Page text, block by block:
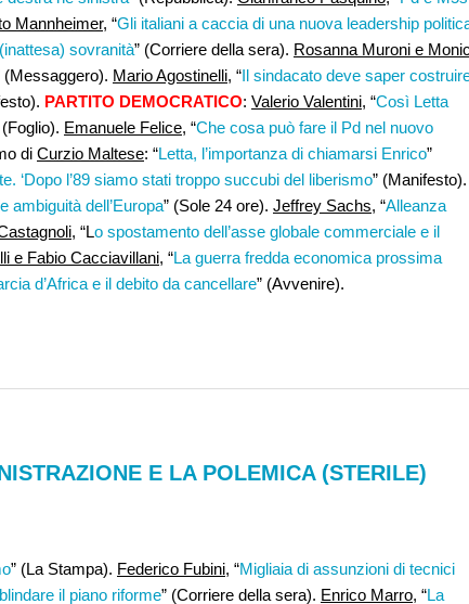
Mannheimer, “Gli italiani a caccia di una nuova leadership
sovranità” (Corriere della sera). Rosanna Muroni e
(Messaggero). Mario Agostinelli, “Il sindacato deve saper
PARTITO DEMOCRATICO: Valerio Valentini, “Così Letta
(Foglio). Emanuele Felice, “Che cosa può fare il Pd nel nuovo
di Curzio Maltese: “Letta, l’importanza di chiamarsi Enrico”
‘Dopo l’89 siamo stati troppo succubi del liberismo” (Manifesto).
ambiguità dell’Europa” (Sole 24 ore). Jeffrey Sachs, “Alleanza
, “Lo spostamento dell’asse globale commerciale e il
e Fabio Cacciavillani, “La guerra fredda economica prossima
d’Africa e il debito da cancellare” (Avvenire).
E LA POLEMICA (STERILE)
” (La Stampa). Federico Fubini, “Migliaia di assunzioni di tecnici
il piano riforme” (Corriere della sera). Enrico Marro, “La